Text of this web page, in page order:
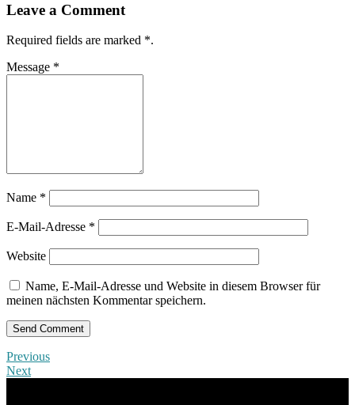
Leave a Comment
Required fields are marked *.
Message *
Name *
E-Mail-Adresse *
Website
Name, E-Mail-Adresse und Website in diesem Browser für
meinen nächsten Kommentar speichern.
Previous
Next